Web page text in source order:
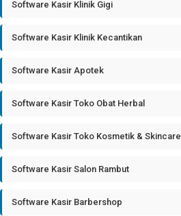
Software Kasir Klinik Gigi
Software Kasir Klinik Kecantikan
Software Kasir Apotek
Software Kasir Toko Obat Herbal
Software Kasir Toko Kosmetik & Skincare
Software Kasir Salon Rambut
Software Kasir Barbershop